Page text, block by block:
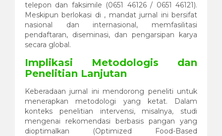
telepon dan faksimile (0651 46126 / 0651 46121).
Meskipun berlokasi di , mandat jurnal ini bersifat
nasional dan internasional, memfasilitasi
pendaftaran, diseminasi, dan pengarsipan karya
secara global.
Implikasi Metodologis dan
Penelitian Lanjutan
Keberadaan jurnal ini mendorong peneliti untuk
menerapkan metodologi yang ketat. Dalam
konteks penelitian intervensi, misalnya, studi
mengenai rekomendasi berbasis pangan yang
dioptimalkan (Optimized Food-Based